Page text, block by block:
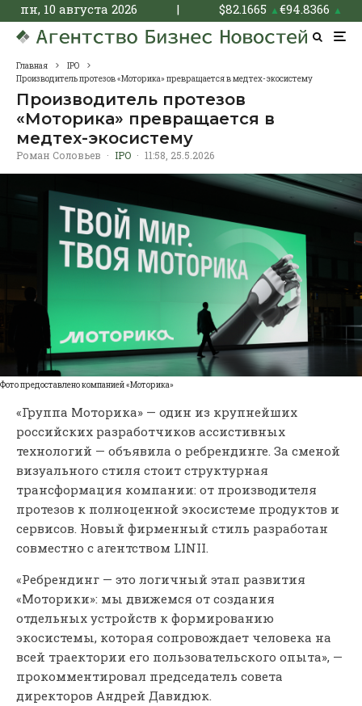
пн, 10 августа 2026 | $82.1665 ▲€94.8366 ▲
Главная
IPO
Производитель протезов «Моторика» превращается в медтех-экосистему
Производитель протезов
«Моторика» превращается в
медтех-экосистему
Роман Соловьев · IPO · 11:58, 25.5.2026
Фото предоставлено компанией «Моторика»
«Группа Моторика» — один из крупнейших
российских разработчиков ассистивных
технологий — объявила о ребрендинге. За сменой
визуального стиля стоит структурная
трансформация компании: от производителя
протезов к полноценной экосистеме продуктов и
сервисов. Новый фирменный стиль разработан
совместно с агентством LINII.
«Ребрендинг — это логичный этап развития
«Моторики»: мы движемся от создания
отдельных устройств к формированию
экосистемы, которая сопровождает человека на
всей траектории его пользовательского опыта», —
прокомментировал председатель совета
директоров Андрей Давидюк.